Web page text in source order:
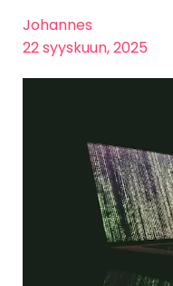
Johannes
22 syyskuun, 2025